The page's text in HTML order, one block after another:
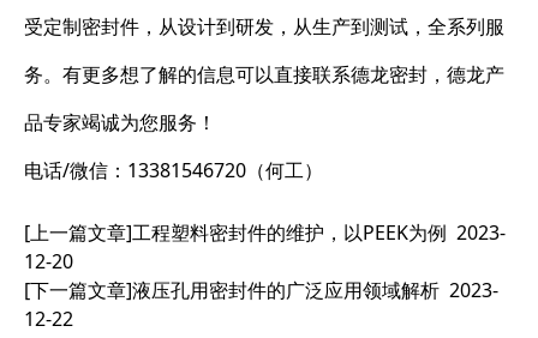
受定制密封件，从设计到研发，从生产到测试，全系列服
务。有更多想了解的信息可以直接联系德龙密封，德龙产
品专家竭诚为您服务！
电话/微信：13381546720（何工）
[上一篇文章]工程塑料密封件的维护，以PEEK为例 2023-
12-20
[下一篇文章]液压孔用密封件的广泛应用领域解析 2023-
12-22